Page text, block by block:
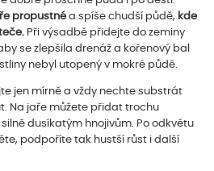
propustné a spíše chudší půdě, kde
Při výsadbě přidejte do zeminy
se zlepšila drenáž a kořenový bal
nebyl utopený v mokré půdě.
jen mírně a vždy nechte substrát
Na jaře můžete přidat trochu
dusíkatým hnojivům. Po odkvětu
podpoříte tak hustší růst i další